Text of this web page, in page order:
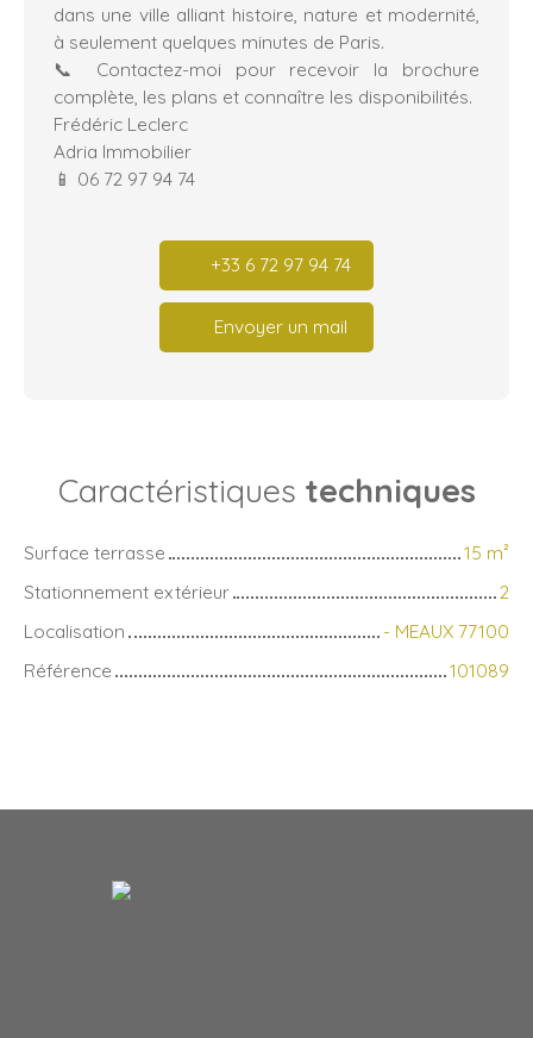
dans une ville alliant histoire, nature et modernité,
à seulement quelques minutes de Paris.
📞 Contactez-moi pour recevoir la brochure
complète, les plans et connaître les disponibilités.
Frédéric Leclerc
Adria Immobilier
📱 06 72 97 94 74
+33 6 72 97 94 74
Envoyer un mail
Caractéristiques techniques
Surface terrasse 15 m²
Stationnement extérieur
2
Localisation
- MEAUX 77100
Référence
101089